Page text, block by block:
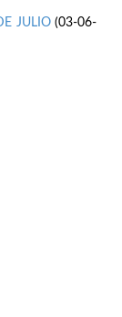
JULIO(03-06-